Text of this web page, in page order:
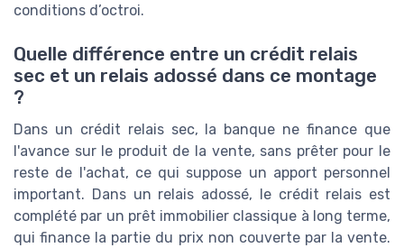
conditions d’octroi.
Quelle différence entre un crédit relais
sec et un relais adossé dans ce montage
?
Dans un crédit relais sec, la banque ne finance que
l'avance sur le produit de la vente, sans prêter pour le
reste de l'achat, ce qui suppose un apport personnel
important. Dans un relais adossé, le crédit relais est
complété par un prêt immobilier classique à long terme,
qui finance la partie du prix non couverte par la vente.